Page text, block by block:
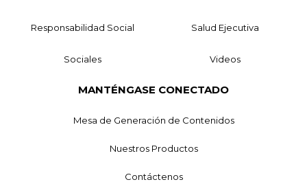
Responsabilidad Social Salud Ejecutiva
Sociales Videos
MANTÉNGASE CONECTADO
Mesa de Generación de Contenidos
Nuestros Productos
Contáctenos